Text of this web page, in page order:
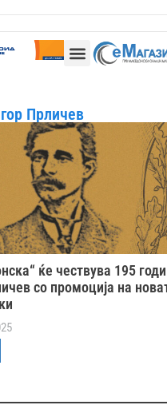
Прличев
ќе чествува 195
со промоција на